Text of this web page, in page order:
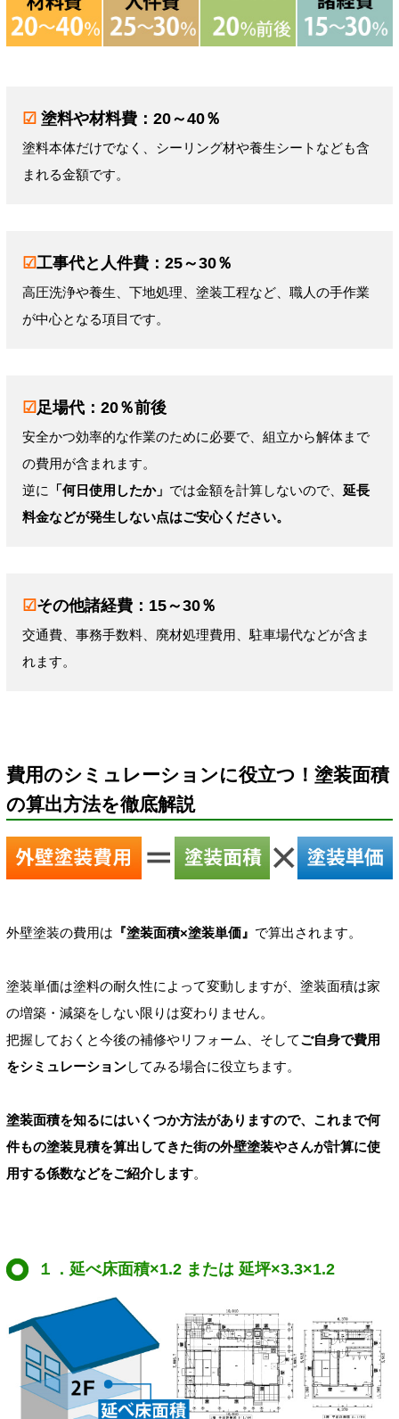
☑ 塗料や材料費：20～40％
塗料本体だけでなく、シーリング材や養生シートなども含
まれる金額です。
☑工事代と人件費：25～30％
高圧洗浄や養生、下地処理、塗装工程など、職人の手作業
が中心となる項目です。
☑足場代：20％前後
安全かつ効率的な作業のために必要で、組立から解体まで
の費用が含まれます。
逆に
「何日使用したか」 では金額を計算しないので、 延長
料金などが発生しない点はご安心ください。
☑その他諸経費：15～30％
交通費、事務手数料、廃材処理費用、駐車場代などが含ま
れます。
費用のシミュレーションに役立つ！塗装面積
の算出方法を徹底解説
外壁塗装の費用は 『塗装面積×塗装単価』 で算出されます。
塗装単価は塗料の耐久性によって変動しますが、塗装面積は家
の増築・減築をしない限りは変わりません。
把握しておくと今後の補修やリフォーム、そしてご自身で費用
をシミュレーションしてみる場合に役立ちます。
塗装面積を知るにはいくつか方法がありますので、これまで何
件もの塗装見積を算出してきた街の外壁塗装やさんが計算に使
用する係数などをご紹介します。
１．延べ床面積×1.2 または 延坪×3.3×1.2